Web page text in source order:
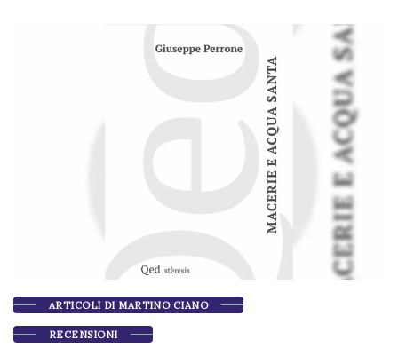
ARTICOLI DI MARTINO CIANO
RECENSIONI